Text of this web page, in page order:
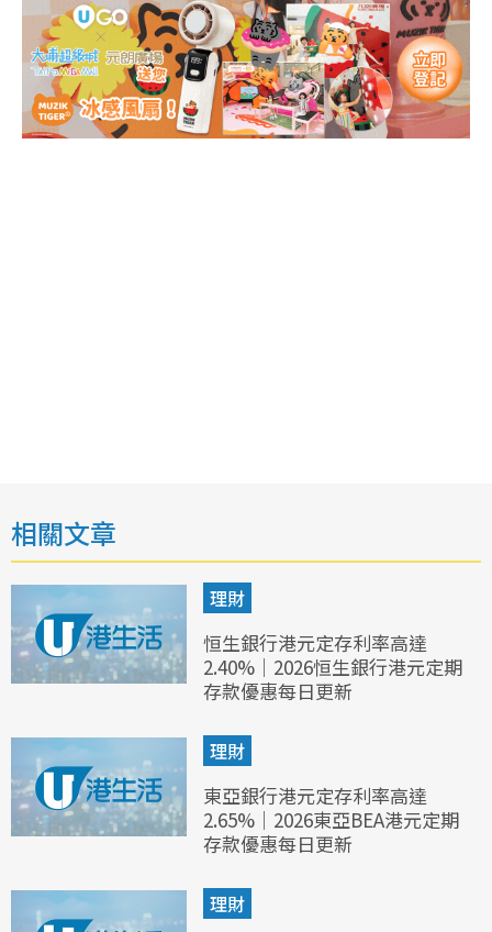
相關文章
理財
恒生銀行港元定存利率高達
2.40%｜2026恒生銀行港元定期
存款優惠每日更新
理財
東亞銀行港元定存利率高達
2.65%｜2026東亞BEA港元定期
存款優惠每日更新
理財